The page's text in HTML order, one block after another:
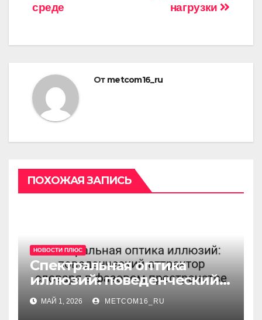
нагрузки
среде
От metcom16_ru
ПОХОЖАЯ ЗАПИСЬ
НОВОСТИ ПЛЮС
Спектральная оптика
иллюзий: поведенческий
аттрактор словаря в
фазовом пространстве
МАЙ 1, 2026 METCOM16_RU